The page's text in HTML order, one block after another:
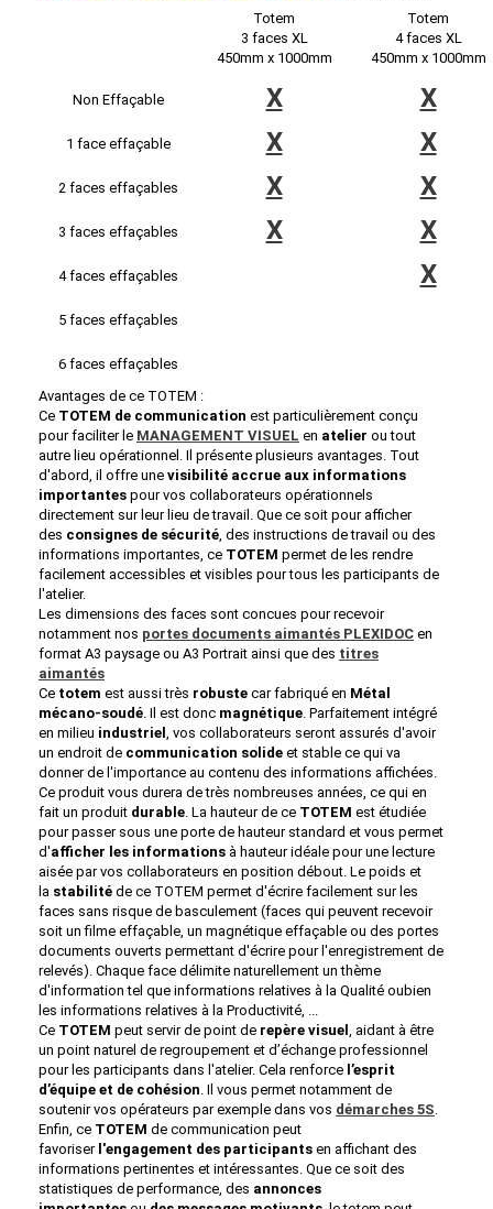
Totem
3 faces XL
450mm x 1000mm
Totem
4 faces XL
450mm x 1000mm
Non Effaçable X X
1 face effaçable X X
2 faces effaçables X X
3 faces effaçables X X
4 faces effaçables X
5 faces effaçables
6 faces effaçables
Avantages de ce TOTEM :
Ce TOTEM de communication est particulièrement conçu
pour faciliter le MANAGEMENT VISUEL en atelier ou tout
autre lieu opérationnel. Il présente plusieurs avantages. Tout
d'abord, il offre une visibilité accrue aux informations
importantes pour vos collaborateurs opérationnels
directement sur leur lieu de travail. Que ce soit pour afficher
des consignes de sécurité, des instructions de travail ou des
informations importantes, ce TOTEM permet de les rendre
facilement accessibles et visibles pour tous les participants de
l'atelier.
Les dimensions des faces sont concues pour recevoir
notamment nos portes documents aimantés PLEXIDOC en
format A3 paysage ou A3 Portrait ainsi que des titres
aimantés
Ce totem est aussi très robuste car fabriqué en Métal
mécano-soudé. Il est donc magnétique. Parfaitement intégré
en milieu industriel , vos collaborateurs seront assurés d'avoir
un endroit de communication solide et stable ce qui va
donner de l'importance au contenu des informations affichées.
Ce produit vous durera de très nombreuses années, ce qui en
fait un produit durable. La hauteur de ce TOTEM est étudiée
pour passer sous une porte de hauteur standard et vous permet
d'afficher les informations à hauteur idéale pour une lecture
aisée par vos collaborateurs en position débout. Le poids et
la stabilité de ce TOTEM permet d'écrire facilement sur les
faces sans risque de basculement (faces qui peuvent recevoir
soit un filme effaçable, un magnétique effaçable ou des portes
documents ouverts permettant d'écrire pour l'enregistrement de
relevés). Chaque face délimite naturellement un thème
d'information tel que informations relatives à la Qualité oubien
les informations relatives à la Productivité, ...
Ce TOTEM peut servir de point de repère visuel , aidant à être
un point naturel de regroupement et d’échange professionnel
pour les participants dans l'atelier. Cela renforce l’esprit
d’équipe et de cohésion. Il vous permet notamment de
soutenir vos opérateurs par exemple dans vos démarches 5S.
Enfin, ce TOTEM de communication peut
favoriser l'engagement des participants en affichant des
informations pertinentes et intéressantes. Que ce soit des
statistiques de performance, des annonces